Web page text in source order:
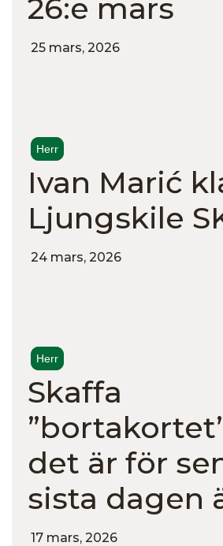
26:e mars
25 mars, 2026
Herr
Ivan Marić
Ljungskile
24 mars, 2026
Herr
Skaffa
det är för
sista dagen
17 mars, 2026